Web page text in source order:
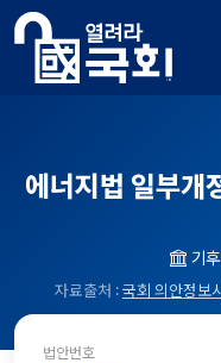
에너지법 일부개
기
자료출처 :국회 의안정보
법안번호